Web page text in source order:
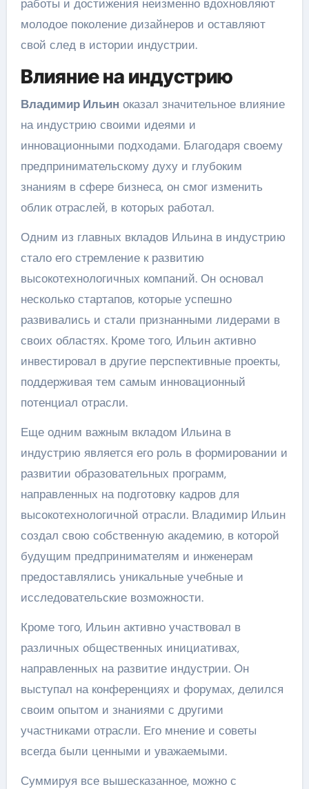
работы и достижения неизменно вдохновляют
молодое поколение дизайнеров и оставляют
свой след в истории индустрии.
Влияние на индустрию
Владимир Ильин оказал значительное влияние
на индустрию своими идеями и
инновационными подходами. Благодаря своему
предпринимательскому духу и глубоким
знаниям в сфере бизнеса, он смог изменить
облик отраслей, в которых работал.
Одним из главных вкладов Ильина в индустрию
стало его стремление к развитию
высокотехнологичных компаний. Он основал
несколько стартапов, которые успешно
развивались и стали признанными лидерами в
своих областях. Кроме того, Ильин активно
инвестировал в другие перспективные проекты,
поддерживая тем самым инновационный
потенциал отрасли.
Еще одним важным вкладом Ильина в
индустрию является его роль в формировании и
развитии образовательных программ,
направленных на подготовку кадров для
высокотехнологичной отрасли. Владимир Ильин
создал свою собственную академию, в которой
будущим предпринимателям и инженерам
предоставлялись уникальные учебные и
исследовательские возможности.
Кроме того, Ильин активно участвовал в
различных общественных инициативах,
направленных на развитие индустрии. Он
выступал на конференциях и форумах, делился
своим опытом и знаниями с другими
участниками отрасли. Его мнение и советы
всегда были ценными и уважаемыми.
Суммируя все вышесказанное, можно с